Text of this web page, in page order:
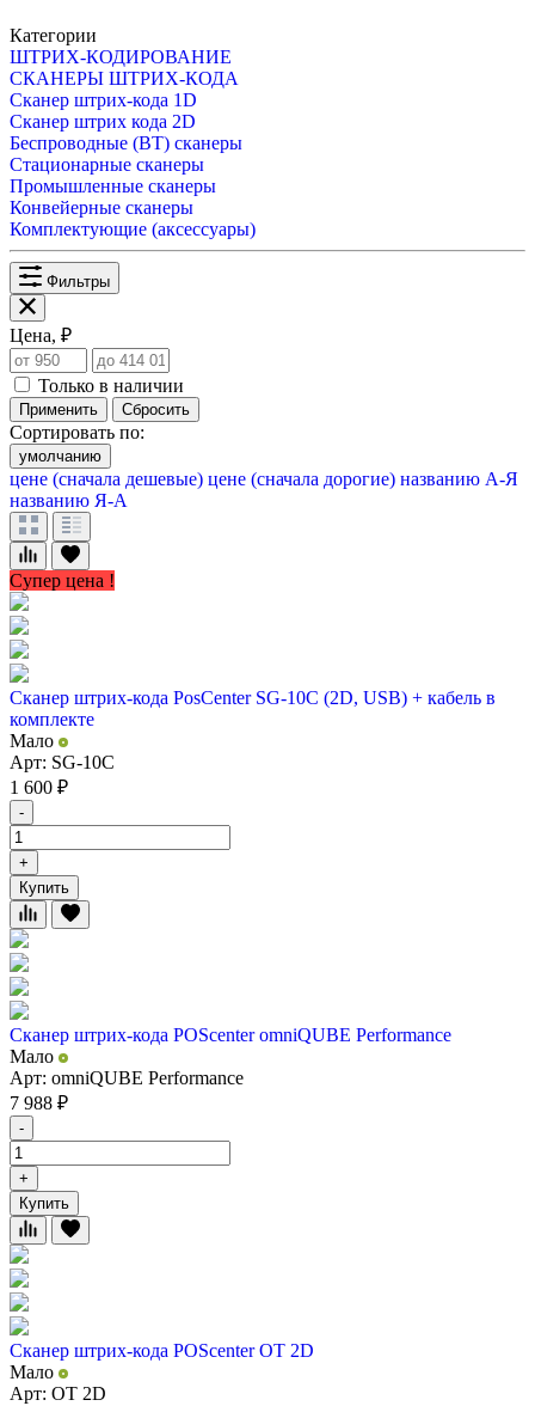
Категории
ШТРИХ-КОДИРОВАНИЕ
СКАНЕРЫ ШТРИХ-КОДА
Сканер штрих-кода 1D
Сканер штрих кода 2D
Беспроводные (BT) сканеры
Стационарные сканеры
Промышленные сканеры
Конвейерные сканеры
Комплектующие (аксессуары)
Фильтры
Цена, ₽
Только в наличии
Применить Сбросить
Сортировать по:
умолчанию
цене (сначала дешевые) цене (сначала дорогие) названию А-Я
названию Я-А
Супер цена !
Сканер штрих-кода PosCenter SG-10C (2D, USB) + кабель в
комплекте
Мало
Арт: SG-10C
1 600 ₽
-
+
Купить
Сканер штрих-кода POScenter omniQUBE Performance
Мало
Арт: omniQUBE Performance
7 988 ₽
-
+
Купить
Сканер штрих-кода POScenter OT 2D
Мало
Арт: OT 2D